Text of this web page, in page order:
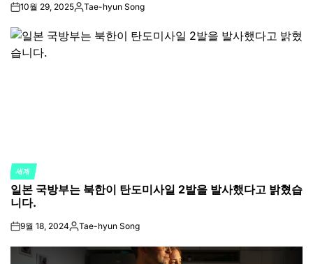
on10월 29, 2025Posted
Tae-hyun Song
POSTED
IN
세계
일본 국방부는 북한이 탄도미사일 2발을 발사했다고 밝혔습
니다.
on9월 18, 2024Posted
Tae-hyun Song